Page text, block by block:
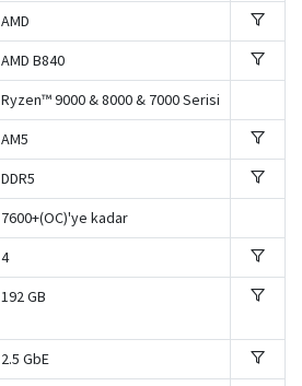
AMD
AMD B840
Ryzen™ 9000 & 8000 & 7000 Serisi
AM5
DDR5
7600+(OC)'ye kadar
4
192 GB
2.5 GbE